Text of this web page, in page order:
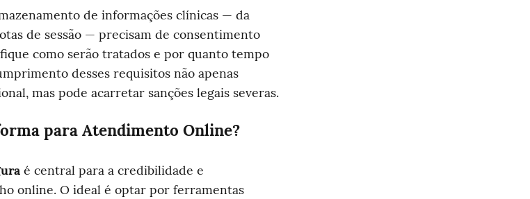
de informações clínicas — da
de sessão — precisam de consentimento
como serão tratados e por quanto tempo
desses requisitos não apenas
mas pode acarretar sanções legais severas.
para Atendimento Online?
é central para a credibilidade e
online. O ideal é optar por ferramentas